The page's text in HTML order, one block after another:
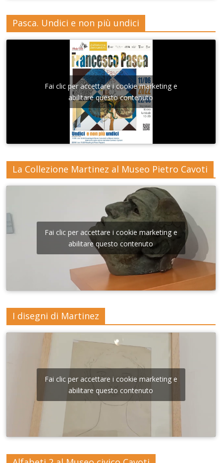
Pasca. Undici e non più undici
Fai clic per accettare i cookie marketing e
abilitare questo contenuto
La Collezione Martinez al Museo Pietro Cavoti
Fai clic per accettare i cookie marketing e
abilitare questo contenuto
I disegni di Martinez
Fai clic per accettare i cookie marketing e
abilitare questo contenuto